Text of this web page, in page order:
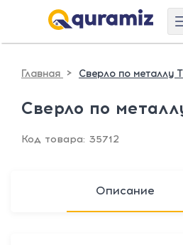
Главная > Сверло по металлу
Сверло по
Код товара: 35712
Описание